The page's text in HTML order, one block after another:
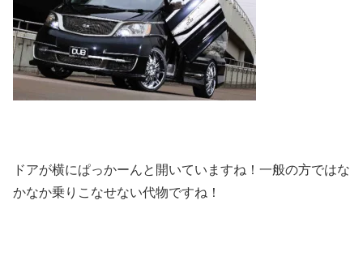
ドアが横にぱっかーんと開いていますね！一般の方ではな
かなか乗りこなせない代物ですね！